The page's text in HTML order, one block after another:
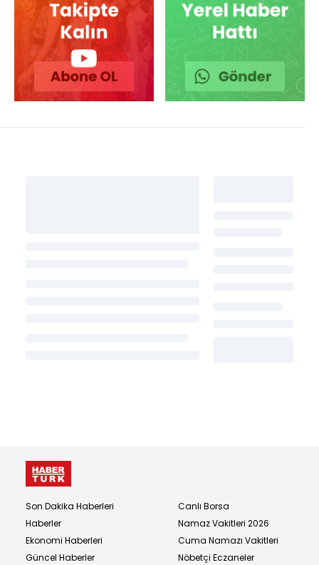
Son Dakika Haberleri
Haberler
Ekonomi Haberleri
Güncel Haberler
Canlı Borsa
Namaz Vakitleri 2026
Cuma Namazı Vakitleri
Nöbetçi Eczaneler